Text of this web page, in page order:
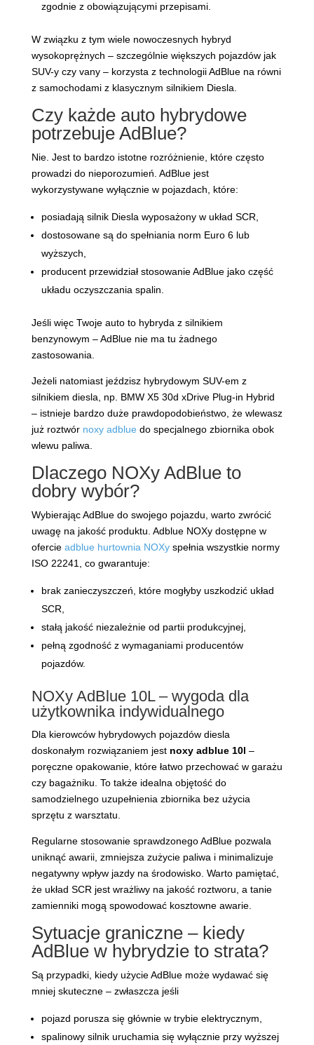
zgodnie z obowiązującymi przepisami.
W związku z tym wiele nowoczesnych hybryd
wysokoprężnych – szczególnie większych pojazdów jak
SUV-y czy vany – korzysta z technologii AdBlue na równi
z samochodami z klasycznym silnikiem Diesla.
Czy każde auto hybrydowe
potrzebuje AdBlue?
Nie. Jest to bardzo istotne rozróżnienie, które często
prowadzi do nieporozumień. AdBlue jest
wykorzystywane wyłącznie w pojazdach, które:
posiadają silnik Diesla wyposażony w układ SCR,
dostosowane są do spełniania norm Euro 6 lub
wyższych,
producent przewidział stosowanie AdBlue jako część
układu oczyszczania spalin.
Jeśli więc Twoje auto to hybryda z silnikiem
benzynowym – AdBlue nie ma tu żadnego
zastosowania.
Jeżeli natomiast jeździsz hybrydowym SUV-em z
silnikiem diesla, np. BMW X5 30d xDrive Plug-in Hybrid
– istnieje bardzo duże prawdopodobieństwo, że wlewasz
już roztwór noxy adblue do specjalnego zbiornika obok
wlewu paliwa.
Dlaczego NOXy AdBlue to
dobry wybór?
Wybierając AdBlue do swojego pojazdu, warto zwrócić
uwagę na jakość produktu. Adblue NOXy dostępne w
ofercie adblue hurtownia NOXyspełnia wszystkie normy
ISO 22241, co gwarantuje:
brak zanieczyszczeń, które mogłyby uszkodzić układ
SCR,
stałą jakość niezależnie od partii produkcyjnej,
pełną zgodność z wymaganiami producentów
pojazdów.
NOXy AdBlue 10L – wygoda dla
użytkownika indywidualnego
Dla kierowców hybrydowych pojazdów diesla
doskonałym rozwiązaniem jest noxy adblue 10l –
poręczne opakowanie, które łatwo przechować w garażu
czy bagażniku. To także idealna objętość do
samodzielnego uzupełnienia zbiornika bez użycia
sprzętu z warsztatu.
Regularne stosowanie sprawdzonego AdBlue pozwala
uniknąć awarii, zmniejsza zużycie paliwa i minimalizuje
negatywny wpływ jazdy na środowisko. Warto pamiętać,
że układ SCR jest wrażliwy na jakość roztworu, a tanie
zamienniki mogą spowodować kosztowne awarie.
Sytuacje graniczne – kiedy
AdBlue w hybrydzie to strata?
Są przypadki, kiedy użycie AdBlue może wydawać się
mniej skuteczne – zwłaszcza jeśli
pojazd porusza się głównie w trybie elektrycznym,
spalinowy silnik uruchamia się wyłącznie przy wyższej